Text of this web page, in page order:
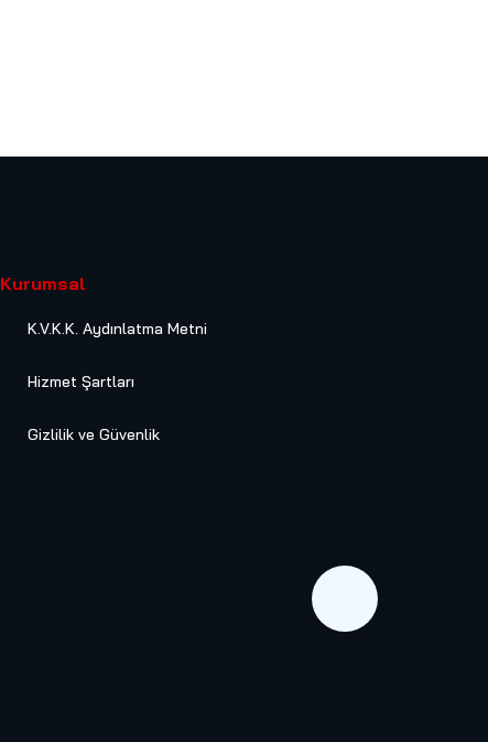
Kurumsal
K.V.K.K. Aydınlatma Metni
Hizmet Şartları
Gizlilik ve Güvenlik